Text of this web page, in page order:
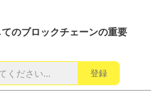
のブロックチェーンの重要
登録